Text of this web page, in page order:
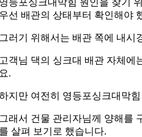
선 배관의 상태부터 확인해야
러기 위해서는 배관 쪽에 내시
객님 댁의 싱크대 배관 자체에
.
지만 여전히 영등포싱크대막
래서 건물 관리자님께 양해를
살펴 보기로 했습니다.